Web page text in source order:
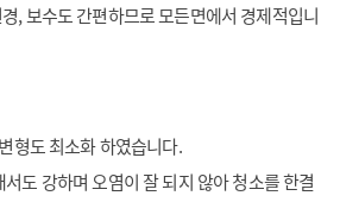
, 보수도 간편하므로 모든면에서 경제적입니
형도 최소화 하였습니다.
도 강하며 오염이 잘 되지 않아 청소를 한결